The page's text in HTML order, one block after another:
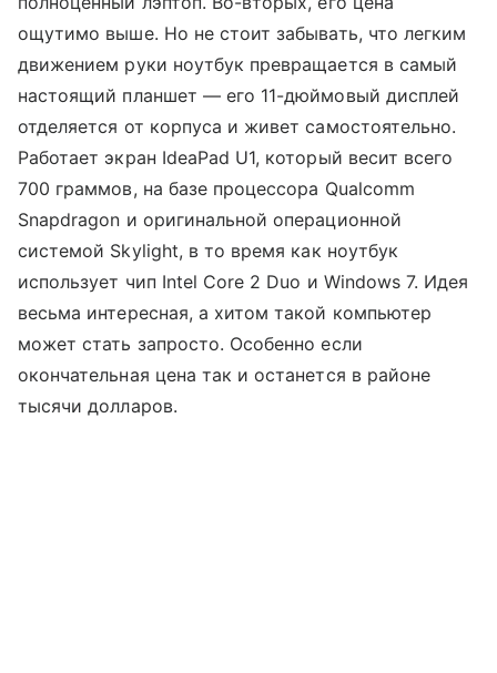
ощутимо выше. Но не стоит забывать, что легким
движением руки ноутбук превращается в самый
настоящий планшет — его 11-дюймовый дисплей
отделяется от корпуса и живет самостоятельно.
Работает экран IdeaPad U1, который весит всего
700 граммов, на базе процессора Qualcomm
Snapdragon и оригинальной операционной
системой Skylight, в то время как ноутбук
использует чип Intel Core 2 Duo и Windows 7. Идея
весьма интересная, а хитом такой компьютер
может стать запросто. Особенно если
окончательная цена так и останется в районе
тысячи долларов.